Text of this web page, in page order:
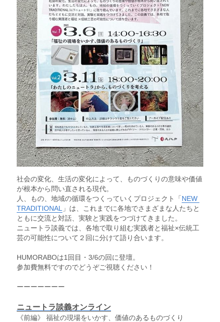
社会の変化、生活の変化によって、ものづくりの意味や価値
が根本から問い直される現代。
人、もの、地域の循環をつくっていくプロジェクト「NEW
TRADITIONAL
」は、これまでに各地でさまざまな人たちと
ともに交流と対話、実験と実践をつづけてきました。
ニュートラ談義では、各地で取り組む実践者と福祉×伝統工
芸の可能性について２回に分けて語り合います。
HUMORABOは1回目・3/6の回に登壇。
参加費無料ですのでどうぞご視聴ください！
ーーーーーーー
ニュートラ談義オンライン
《前編》 福祉の現場をいかす、価値のあるものづくり